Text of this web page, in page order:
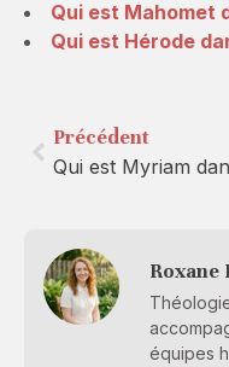
Qui est Mahomet
Qui est Hérode
Précédent
Roxane
équipes